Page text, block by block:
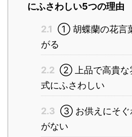
にふさわしい5つの理由
2.1 ① 胡蝶蘭の花言
がる
2.2 ② 上品で高貴な
式にふさわしい
2.3 ③ お供えにそぐ
がない